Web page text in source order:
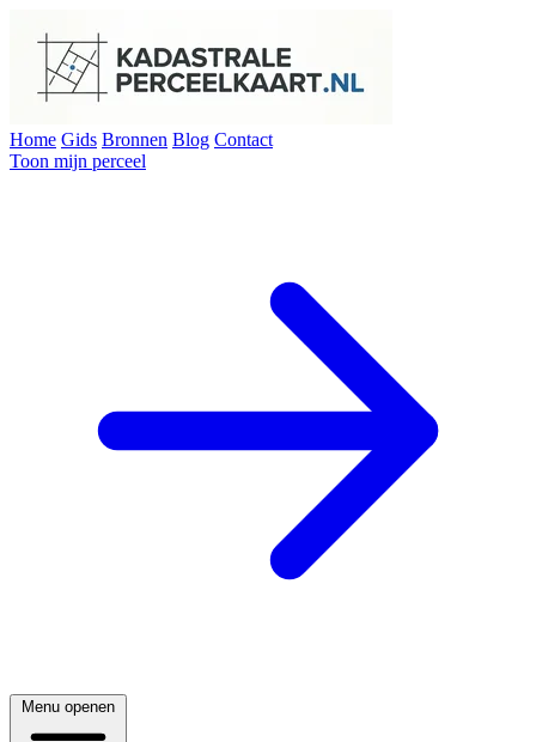
Home Gids Bronnen Blog Contact
Toon mijn perceel
Menu openen